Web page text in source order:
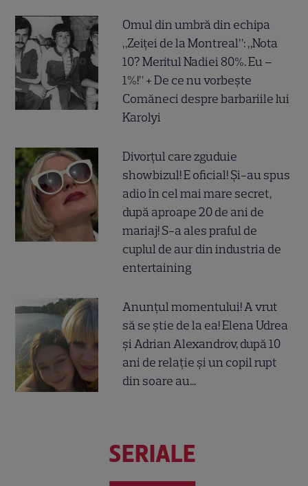
Omul din umbră din echipa
„Zeiței de la Montreal”: „Nota
10? Meritul Nadiei 80%. Eu –
1%!” + De ce nu vorbește
Comăneci despre barbariile lui
Karolyi
Divorțul care zguduie
showbizul! E oficial! Și-au spus
adio în cel mai mare secret,
după aproape 20 de ani de
mariaj! S-a ales praful de
cuplul de aur din industria de
entertaining
Anunțul momentului! A vrut
să se știe de la ea! Elena Udrea
și Adrian Alexandrov, după 10
ani de relație și un copil rupt
din soare au...
SERIALE